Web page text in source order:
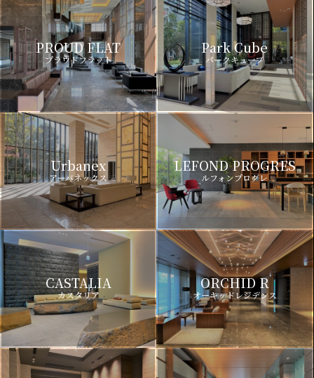
PROUD FLAT
プラウドフラット
Park Cube
パークキューブ
Urbanex
アーバネックス
LEFOND PROGRES
ルフォンプログレ
CASTALIA
カスタリア
ORCHID R
オーキッドレジデンス